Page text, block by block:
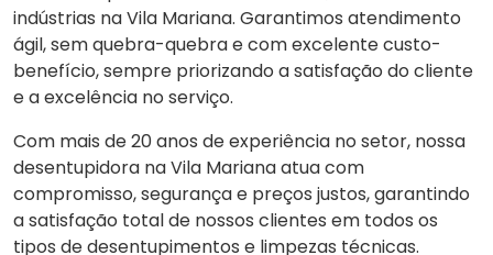
indústrias na Vila Mariana. Garantimos atendimento
ágil, sem quebra-quebra e com excelente custo-
benefício, sempre priorizando a satisfação do cliente
e a excelência no serviço.
Com mais de 20 anos de experiência no setor, nossa
desentupidora na Vila Mariana atua com
compromisso, segurança e preços justos, garantindo
a satisfação total de nossos clientes em todos os
tipos de desentupimentos e limpezas técnicas.